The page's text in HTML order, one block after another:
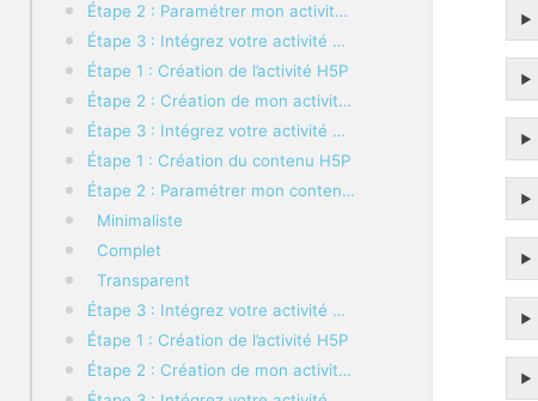
Étape 2 : Paramétrer mon activité H5P
Étape 3 : Intégrez votre activité Accordion à votre cours Moodle
Étape 1 : Création de l’activité H5P
Étape 2 : Création de mon activité Agamotto H5P
Étape 3 : Intégrez votre activité Agamotto à votre cours Moodle
Étape 1 : Création du contenu H5P
Étape 2 : Paramétrer mon contenu H5P
Minimaliste
Complet
Transparent
Étape 3 : Intégrez votre activité Audio à votre cours Moodle
Étape 1 : Création de l’activité H5P
Étape 2 : Création de mon activité Collage H5P